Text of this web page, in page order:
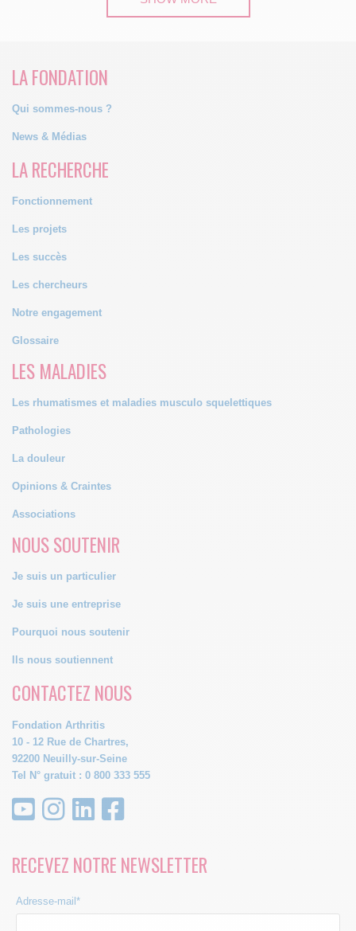
LA FONDATION
Qui sommes-nous ?
News & Médias
LA RECHERCHE
Fonctionnement
Les projets
Les succès
Les chercheurs
Notre engagement
Glossaire
LES MALADIES
Les rhumatismes et maladies musculo squelettiques
Pathologies
La douleur
Opinions & Craintes
Associations
NOUS SOUTENIR
Je suis un particulier
Je suis une entreprise
Pourquoi nous soutenir
Ils nous soutiennent
CONTACTEZ NOUS
Fondation Arthritis
10 - 12 Rue de Chartres,
92200 Neuilly-sur-Seine
Tel N° gratuit : 0 800 333 555
RECEVEZ NOTRE NEWSLETTER
Adresse-mail*